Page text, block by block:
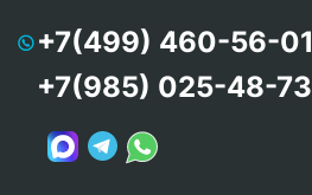
+7(499) 460-56-01
+7(985) 025-48-73